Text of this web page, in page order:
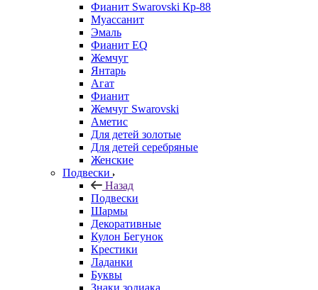
Фианит Swarovski Кр-88
Муассанит
Эмаль
Фианит EQ
Жемчуг
Янтарь
Агат
Фианит
Жемчуг Swarovski
Аметис
Для детей золотые
Для детей серебряные
Женские
Подвески
Назад
Подвески
Шармы
Декоративные
Кулон Бегунок
Крестики
Ладанки
Буквы
Знаки зодиака